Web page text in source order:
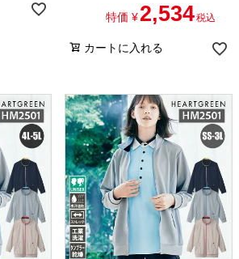
特価 ¥ 2,534税込
カートに入れる